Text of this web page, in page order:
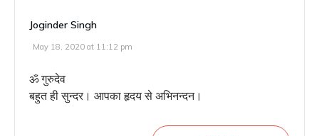
Joginder Singh
May 18, 2020 at 11:12 pm
ॐ गुरुदेव
बहुत ही सुन्दर। आपका हृदय से अभिनन्दन।